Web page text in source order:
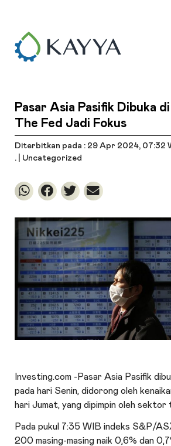
Pasar Asia Pasifik Dibuka
The Fed Jadi Fokus
Diterbitkan pada : 29 Apr 2024, 07:32
. |
Uncategorized
Investing.com -Pasar Asia Pasifik
pada hari Senin, didorong oleh
hari Jumat, yang dipimpin oleh sektor
Pada pukul 7:35 WIB indeks S&P/
200 masing-masing naik 0,6% dan